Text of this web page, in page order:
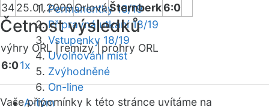
Permanentky 18/19
Přípravná utkání 18/19
Vstupenky 18/19
Uvolňování míst
Zvýhodněné
On-line
A-tým
3425.01.2009OrlováŠternberk6:0
Četnost výsledků
výhry ORL |remízy | prohry ORL
6:01x
Vaše připomínky k této stránce uvítáme na